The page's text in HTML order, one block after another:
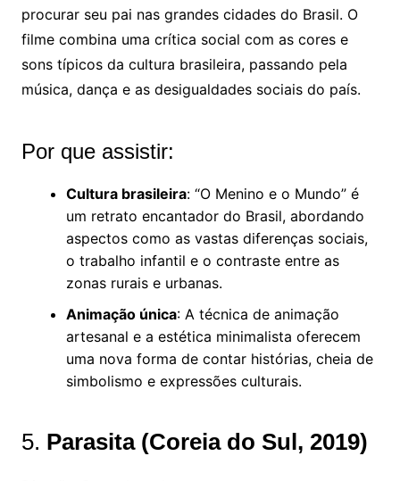
procurar seu pai nas grandes cidades do Brasil. O
filme combina uma crítica social com as cores e
sons típicos da cultura brasileira, passando pela
música, dança e as desigualdades sociais do país.
Por que assistir:
Cultura brasileira: “O Menino e o Mundo” é
um retrato encantador do Brasil, abordando
aspectos como as vastas diferenças sociais,
o trabalho infantil e o contraste entre as
zonas rurais e urbanas.
Animação única: A técnica de animação
artesanal e a estética minimalista oferecem
uma nova forma de contar histórias, cheia de
simbolismo e expressões culturais.
5. Parasita (Coreia do Sul, 2019)